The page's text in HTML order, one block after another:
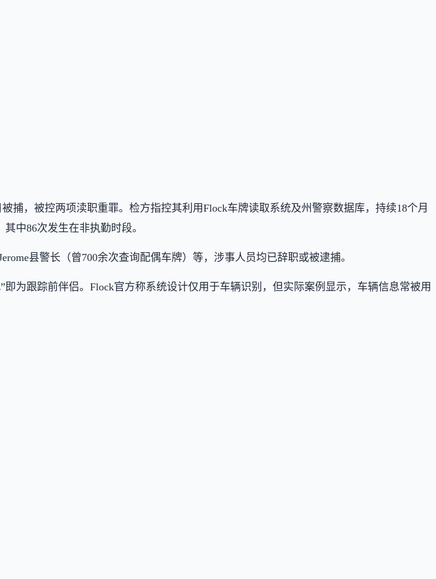
捕，被控两项渎职重罪。检方指控其利用Flock车牌读取系统及州警察数据库，持续18个月
中86次发生在非执勤时段。
县警长（曾700余次查询配偶车牌）等，涉事人员均已辞职或被逮捕。
为跟踪前伴侣。Flock官方称系统设计仅用于车辆识别，但实际案例显示，车辆信息常被用